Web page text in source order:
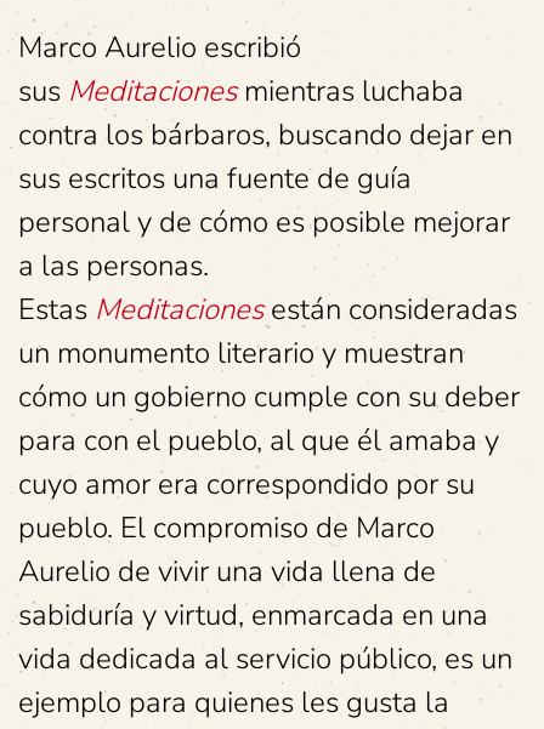
Marco Aurelio escribió
sus Meditacionesmientras luchaba
contra los bárbaros, buscando dejar en
sus escritos una fuente de guía
personal y de cómo es posible mejorar
a las personas.
Estas Meditacionesestán consideradas
un monumento literario y muestran
cómo un gobierno cumple con su deber
para con el pueblo, al que él amaba y
cuyo amor era correspondido por su
pueblo. El compromiso de Marco
Aurelio de vivir una vida llena de
sabiduría y virtud, enmarcada en una
vida dedicada al servicio público, es un
ejemplo para quienes les gusta la